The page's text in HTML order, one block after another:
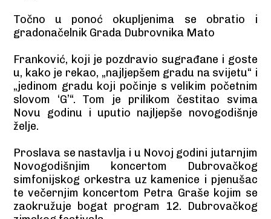
Točno u ponoć okupljenima se obratio i
gradonačelnik Grada Dubrovnika Mato
Franković, koji je pozdravio sugrađane i goste
u, kako je rekao, „najljepšem gradu na svijetu“ i
„jedinom gradu koji počinje s velikim početnim
slovom ‘G’“. Tom je prilikom čestitao svima
Novu godinu i uputio najljepše novogodišnje
želje.
Proslava se nastavlja i u Novoj godini jutarnjim
Novogodišnjim koncertom Dubrovačkog
simfonijskog orkestra uz kamenice i pjenušac
te večernjim koncertom Petra Graše kojim se
zaokružuje bogat program 12. Dubrovačkog